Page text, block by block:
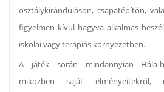
osztálykiránduláson, csapatépítőn,
figyelmen kívül hagyva alkalmas
iskolai vagy terápiás környezetben.
A játék során mindannyian Hála-
miközben saját élményeitekről,